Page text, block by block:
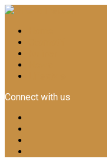
Connect with us